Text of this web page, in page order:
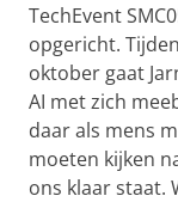
TechEvent
opgericht.
oktober gaat
AI met zich
daar als mens
moeten kijken
ons klaar staat.